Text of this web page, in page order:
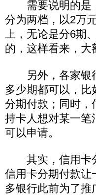
需要说明的是，
分为两档，以2万
上，无论是分6期
的，这样看来，
另外，各家银行
多少期都可以，比
分期付款；同时，
持卡人想对某一笔
可以申请。
其实，信用卡分
信用卡分期付款让
多银行此前为了